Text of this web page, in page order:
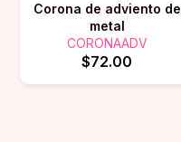
Corona de adviento de
metal
CORONAADV
$72.00